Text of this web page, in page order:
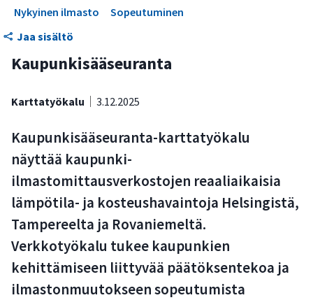
tarjoamalla tietoa kaupunkien pienilmastosta
Työkalua voivat käyttää kaikki kaupunkiympäristöstä
kiinnostuneet
Nykyinen ilmasto
Sopeutuminen
Jaa sisältö
Kaupunkisääseuranta
Karttatyökalu 3.12.2025
Kaupunkisääseuranta-karttatyökalu
näyttää kaupunki-
ilmastomittausverkostojen reaaliaikaisia
lämpötila- ja kosteushavaintoja Helsingistä,
Tampereelta ja Rovaniemeltä.
Verkkotyökalu tukee kaupunkien
kehittämiseen liittyvää päätöksentekoa ja
ilmastonmuutokseen sopeutumista